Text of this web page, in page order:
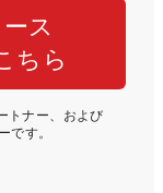
ス
ちら
トナー、および
です。